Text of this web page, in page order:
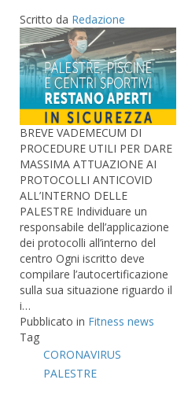
Scritto da Redazione
BREVE VADEMECUM DI
PROCEDURE UTILI PER DARE
MASSIMA ATTUAZIONE AI
PROTOCOLLI ANTICOVID
ALL’INTERNO DELLE
PALESTRE Individuare un
responsabile dell’applicazione
dei protocolli all’interno del
centro Ogni iscritto deve
compilare l’autocertificazione
sulla sua situazione riguardo il
i…
Pubblicato in Fitness news
Tag
CORONAVIRUS
PALESTRE